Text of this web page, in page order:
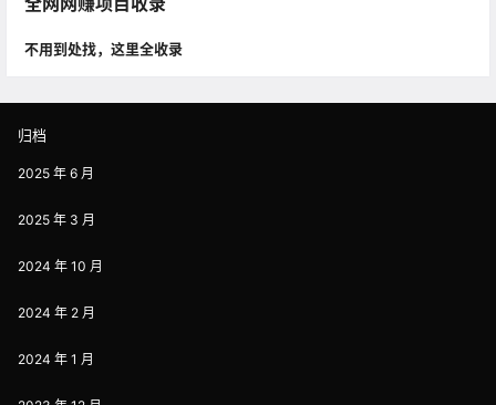
不用到处找，这里全收录
归档
2025 年 6 月
2025 年 3 月
2024 年 10 月
2024 年 2 月
2024 年 1 月